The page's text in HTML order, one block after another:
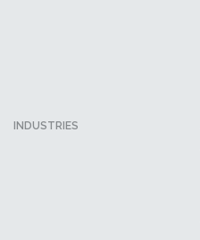
INDUSTRIES